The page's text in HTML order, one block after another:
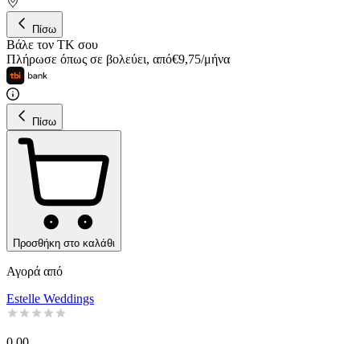
Πίσω
Βάλε τον ΤΚ σου
Πλήρωσε όπως σε βολεύει, από€9,75/μήνα
Πίσω
Προσθήκη στο καλάθι
Αγορά από
Estelle Weddings